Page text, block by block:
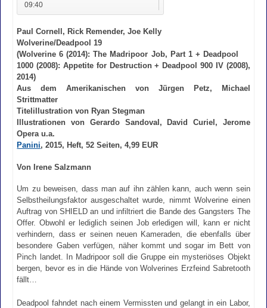
09:40
Paul Cornell, Rick Remender, Joe Kelly
Wolverine/Deadpool 19
(Wolverine 6 (2014): The Madripoor Job, Part 1 + Deadpool
1000 (2008): Appetite for Destruction + Deadpool 900 IV (2008),
2014)
Aus dem Amerikanischen von Jürgen Petz, Michael
Strittmatter
Titelillustration von Ryan Stegman
Illustrationen von Gerardo Sandoval, David Curiel, Jerome
Opera u.a.
Panini, 2015, Heft, 52 Seiten, 4,99 EUR
Von Irene Salzmann
Um zu beweisen, dass man auf ihn zählen kann, auch wenn sein
Selbstheilungsfaktor ausgeschaltet wurde, nimmt Wolverine einen
Auftrag von SHIELD an und infiltriert die Bande des Gangsters The
Offer. Obwohl er lediglich seinen Job erledigen will, kann er nicht
verhindern, dass er seinen neuen Kameraden, die ebenfalls über
besondere Gaben verfügen, näher kommt und sogar im Bett von
Pinch landet. In Madripoor soll die Gruppe ein mysteriöses Objekt
bergen, bevor es in die Hände von Wolverines Erzfeind Sabretooth
fällt…
Deadpool fahndet nach einem Vermissten und gelangt in ein Labor,